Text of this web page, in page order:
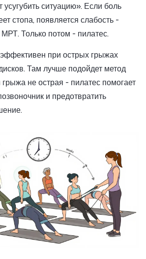
усугубить ситуацию». Если боль
стопа, появляется слабость -
Только потом - пилатес.
при острых грыжах
Там лучше подойдет метод
не острая - пилатес помогает
и предотвратить